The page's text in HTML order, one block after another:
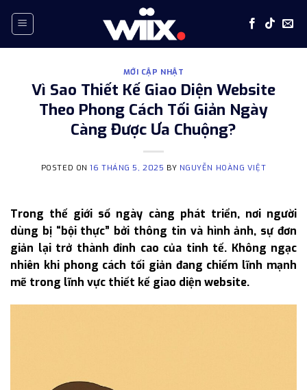
MỚI CẬP NHẬT
Vì Sao Thiết Kế Giao Diện Website
Theo Phong Cách Tối Giản Ngày
Càng Được Ưa Chuộng?
POSTED ON16 THÁNG 5, 2025 BY NGUYỄN HOÀNG VIỆT
Trong thế giới số ngày càng phát triển, nơi người
dùng bị “bội thực” bởi thông tin và hình ảnh, sự đơn
giản lại trở thành đỉnh cao của tinh tế. Không ngạc
nhiên khi phong cách tối giản đang chiếm lĩnh mạnh
mẽ trong lĩnh vực thiết kế giao diện website.